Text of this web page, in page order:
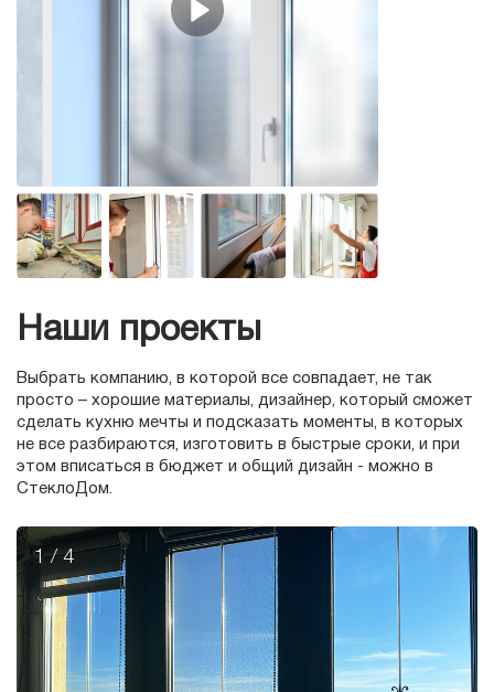
Наши проекты
Выбрать компанию, в которой все совпадает, не так
просто – хорошие материалы, дизайнер, который сможет
сделать кухню мечты и подсказать моменты, в которых
не все разбираются, изготовить в быстрые сроки, и при
этом вписаться в бюджет и общий дизайн - можно в
СтеклоДом.
1 /4